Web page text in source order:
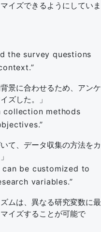
イズできるようにしていま
the survey questions
景に合わせるため、アンケ
ズした。」
collection methods
て、データ収集の方法をカ
can be customized to
variables.”
ムは、異なる研究変数に最
イズすることが可能で